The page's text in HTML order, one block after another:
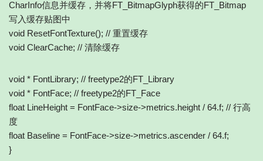
CharInfo信息并缓存，并将FT_BitmapGlyph获得的FT_Bitmap
写入缓存贴图中
void ResetFontTexture(); // 重置缓存
void ClearCache; // 清除缓存
void * FontLibrary; // freetype2的FT_Library
void * FontFace; // freetype2的FT_Face
float LineHeight = FontFace->size->metrics.height / 64.f; // 行高
度
float Baseline = FontFace->size->metrics.ascender / 64.f;
}